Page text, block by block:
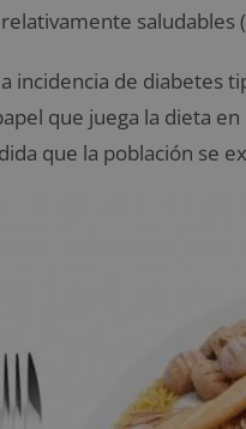
saludables
incidencia de diabetes
que juega la dieta
que la población se